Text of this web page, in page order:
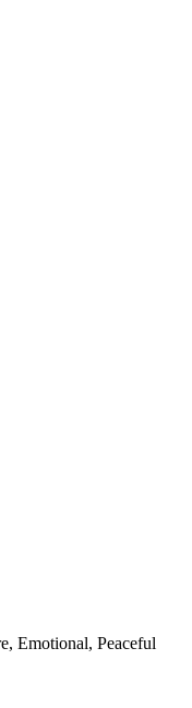
Emotional, Peaceful